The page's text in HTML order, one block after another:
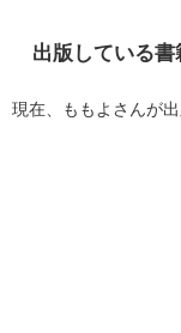
出版している書
現在、ももよさんが